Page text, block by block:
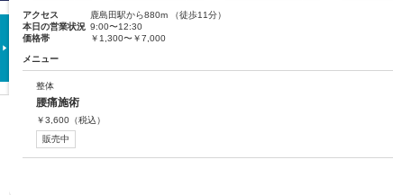
アクセス
鹿島田駅から880m （徒歩11分）
本日の営業状況 9:00〜12:30
価格帯
￥1,300〜￥7,000
メニュー
整体
腰痛施術
￥3,600 （税込）
販売中